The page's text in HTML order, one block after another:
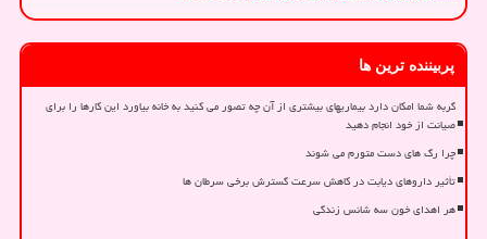
پربیننده ترین ها
گربه شما امکان دارد بیماریهای بیشتری از آن چه تصور می کنید به خانه بیاورد این کارها را برای
صیانت از خود انجام دهید
چرا رگ های دست متورم می شوند
تأثیر داروهای دیابت در کاهش سرعت گسترش برخی سرطان ها
هر اهدای خون سه شانس زندگی